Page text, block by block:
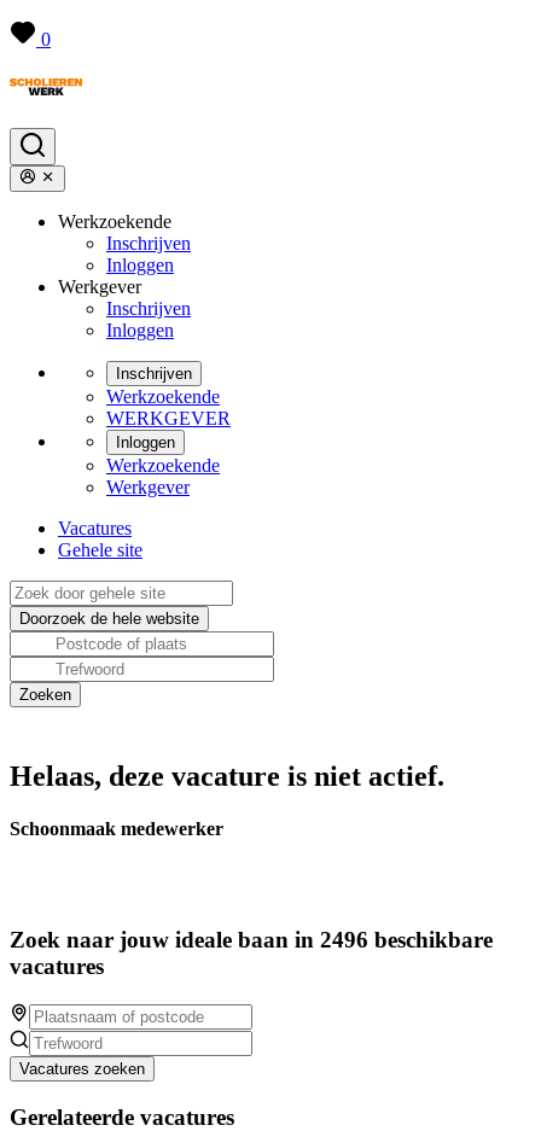
0
Werkzoekende
Inschrijven
Inloggen
Werkgever
Inschrijven
Inloggen
Inschrijven
Werkzoekende
WERKGEVER
Inloggen
Werkzoekende
Werkgever
Vacatures
Gehele site
Helaas, deze vacature is niet actief.
Schoonmaak medewerker
Zoek naar jouw ideale baan in 2496 beschikbare
vacatures
Vacatures zoeken
Gerelateerde vacatures